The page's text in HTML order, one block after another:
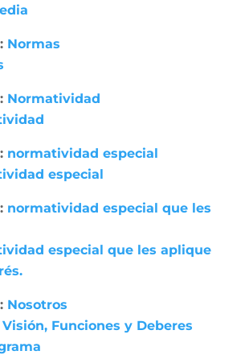
Normas
Normatividad
normatividad especial
especial
normatividad especial que les
especial que les aplique
Nosotros
Funciones y Deberes